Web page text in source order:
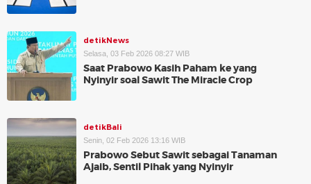
detikNews
Selasa, 03 Feb 2026 08:27 WIB
Saat Prabowo Kasih Paham ke yang
Nyinyir soal Sawit The Miracle Crop
detikBali
Senin, 02 Feb 2026 13:16 WIB
Prabowo Sebut Sawit sebagai Tanaman
Ajaib, Sentil Pihak yang Nyinyir